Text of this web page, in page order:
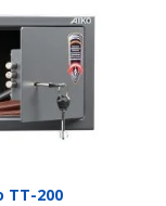
ТТ-200